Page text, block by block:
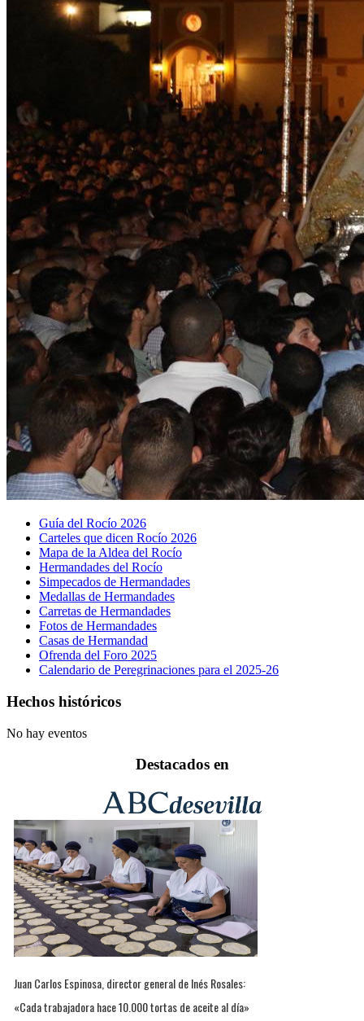
Guía del Rocío 2026
Carteles que dicen Rocío 2026
Mapa de la Aldea del Rocío
Hermandades del Rocío
Simpecados de Hermandades
Medallas de Hermandades
Carretas de Hermandades
Fotos de Hermandades
Casas de Hermandad
Ofrenda del Foro 2025
Calendario de Peregrinaciones para el 2025-26
Hechos históricos
No hay eventos
Destacados en
Juan Carlos Espinosa, director general de Inés Rosales:
«Cada trabajadora hace 10.000 tortas de aceite al día»